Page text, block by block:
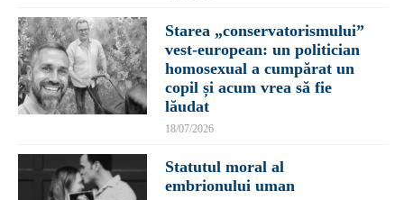
Starea „conservatorismului”
vest-european: un politician
homosexual a cumpărat un
copil și acum vrea să fie
lăudat
18/07/2026
Statutul moral al
embrionului uman